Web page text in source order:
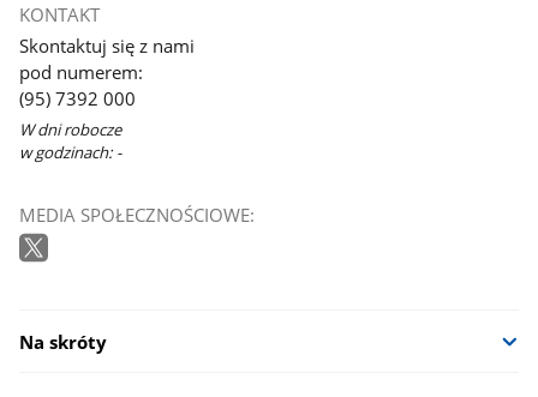
KONTAKT
Skontaktuj się z nami
pod numerem:
(95) 7392 000
W dni robocze
w godzinach: -
MEDIA SPOŁECZNOŚCIOWE:
Na skróty